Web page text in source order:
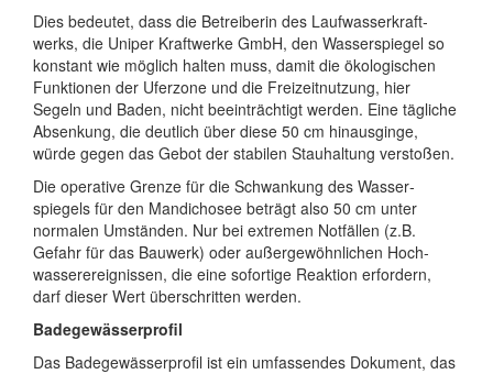
Dies bedeutet, dass die Betreiberin des Lauf­wasser­kraft­
werks, die Uniper Kraft­werke GmbH, den Wasser­spiegel so
konstant wie möglich halten muss, damit die öko­logi­schen
Funk­tionen der Uferzone und die Freizeit­nutzung, hier
Segeln und Baden, nicht beein­trächtigt werden. Eine tägliche
Ab­senkung, die deutlich über diese 50 cm hinaus­ginge,
würde gegen das Gebot der stabilen Stau­haltung verstoßen.
Die operative Grenze für die Schwankung des Wasser­
spiegels für den Mandicho­see beträgt also 50 cm unter
normalen Umständen. Nur bei extremen Notfällen (z.B.
Gefahr für das Bauwerk) oder außer­ge­wöhn­lichen Hoch­
wasser­ereig­nissen, die eine sofortige Reaktion erfordern,
darf dieser Wert über­schritten werden.
Badegewässerprofil
Das Badegewässerprofil ist ein um­fassendes Doku­ment, das